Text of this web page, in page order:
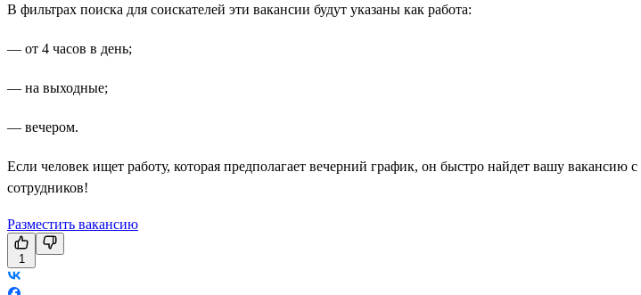
В фильтрах поиска для соискателей эти вакансии будут указаны как работа:
— от 4 часов в день;
— на выходные;
— вечером.
Если человек ищет работу, которая предполагает вечерний график, он быстро найдет вашу
сотрудников!
Разместить вакансию
1